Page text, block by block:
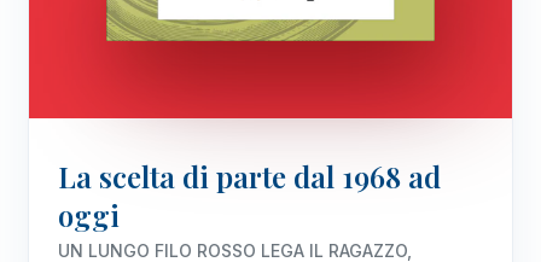
La scelta di parte dal 1968 ad
oggi
UN LUNGO FILO ROSSO LEGA IL RAGAZZO,